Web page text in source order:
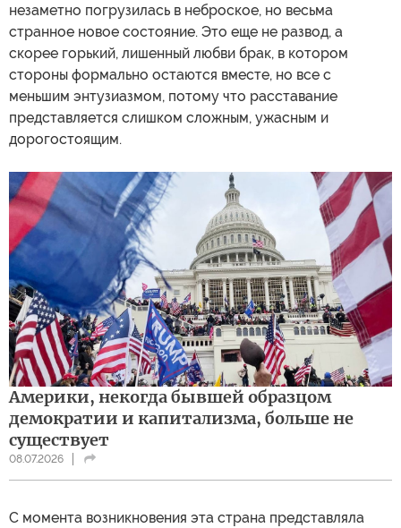
незаметно погрузилась в неброское, но весьма
странное новое состояние. Это еще не развод, а
скорее горький, лишенный любви брак, в котором
стороны формально остаются вместе, но все с
меньшим энтузиазмом, потому что расставание
представляется слишком сложным, ужасным и
дорогостоящим.
Америки, некогда бывшей образцом
демократии и капитализма, больше не
существует
08.07.2026
С момента возникновения эта страна представляла